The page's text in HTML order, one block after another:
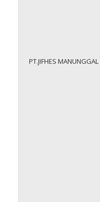
PT.JIFHES MANUNGGAL